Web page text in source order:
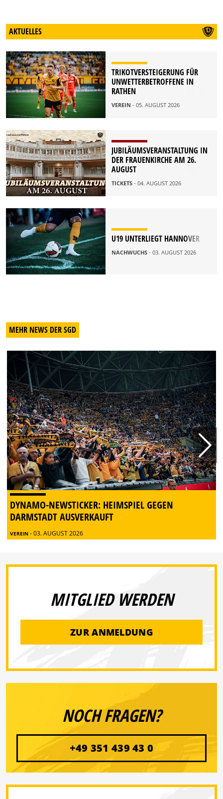
AKTUELLES
TRIKOTVERSTEIGERUNG FÜR
UNWETTERBETROFFENE IN
RATHEN
VEREIN - 05. AUGUST 2026
JUBILÄUMSVERANSTALTUNG IN
DER FRAUENKIRCHE AM 26.
AUGUST
TICKETS - 04. AUGUST 2026
U19 UNTERLIEGT HANNOVER
NACHWUCHS - 03. AUGUST 2026
MEHR NEWS DER SGD
DYNAMO-NEWSTICKER: HEIMSPIEL GEGEN
DARMSTADT AUSVERKAUFT
VEREIN - 03. AUGUST 2026
MITGLIED WERDEN
ZUR ANMELDUNG
NOCH FRAGEN?
+49 351 439 43 0